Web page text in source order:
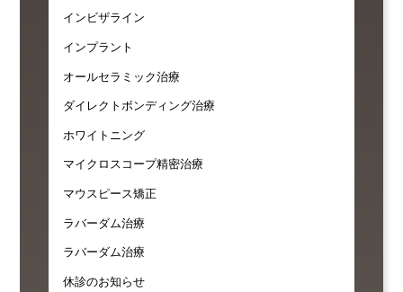
インビザライン
インプラント
オールセラミック治療
ダイレクトボンディング治療
ホワイトニング
マイクロスコープ精密治療
マウスピース矯正
ラバーダム治療
ラバーダム治療
休診のお知らせ